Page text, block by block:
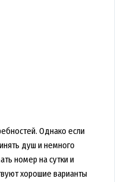
Однако если
душ и немного
номер на сутки и
хорошие варианты